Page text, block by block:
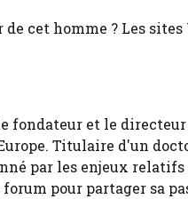
cet homme ? Les
fondateur et le
Titulaire d'un
par les enjeux
forum pour partager sa